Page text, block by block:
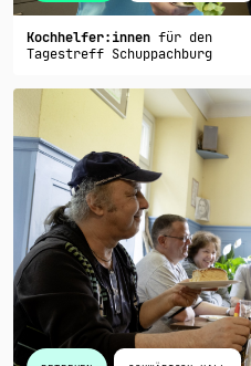
Kochhelfer:innen für den
Tagestreff Schuppachburg